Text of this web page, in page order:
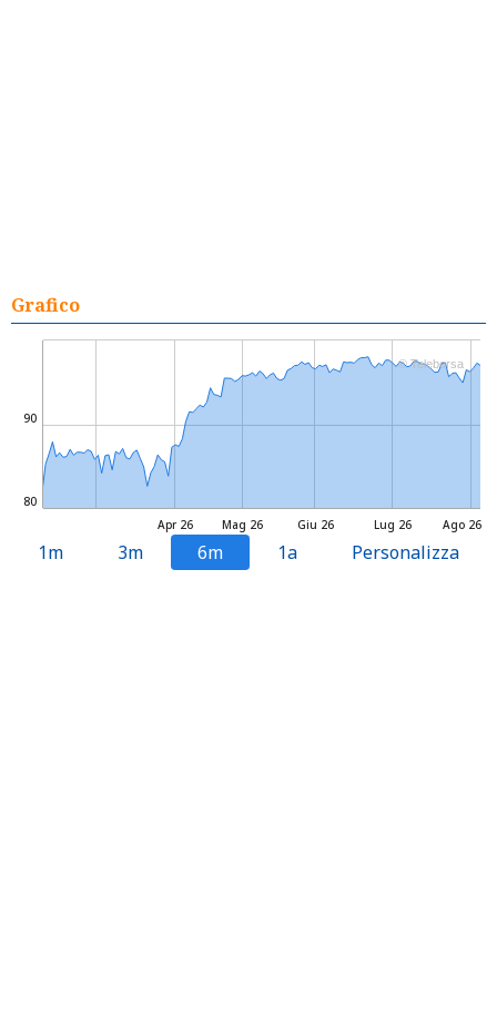
Grafico
Mag 26 Lug 26
Apr 26 Giu 26 Ago 26
80
90
© Teleborsa
1m 3m 6m 1a Personalizza